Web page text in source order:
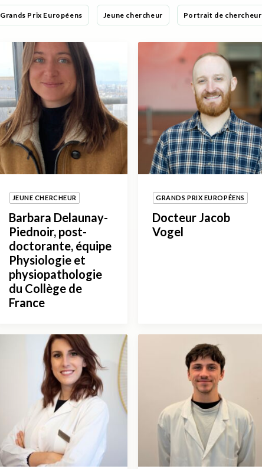
Grands Prix Européens Jeune chercheur Portrait de chercheur
JEUNE CHERCHEUR
Barbara Delaunay-
Piednoir, post-
doctorante, équipe
Physiologie et
physiopathologie
du Collège de
France
GRANDS PRIX EUROPÉENS
Docteur Jacob
Vogel